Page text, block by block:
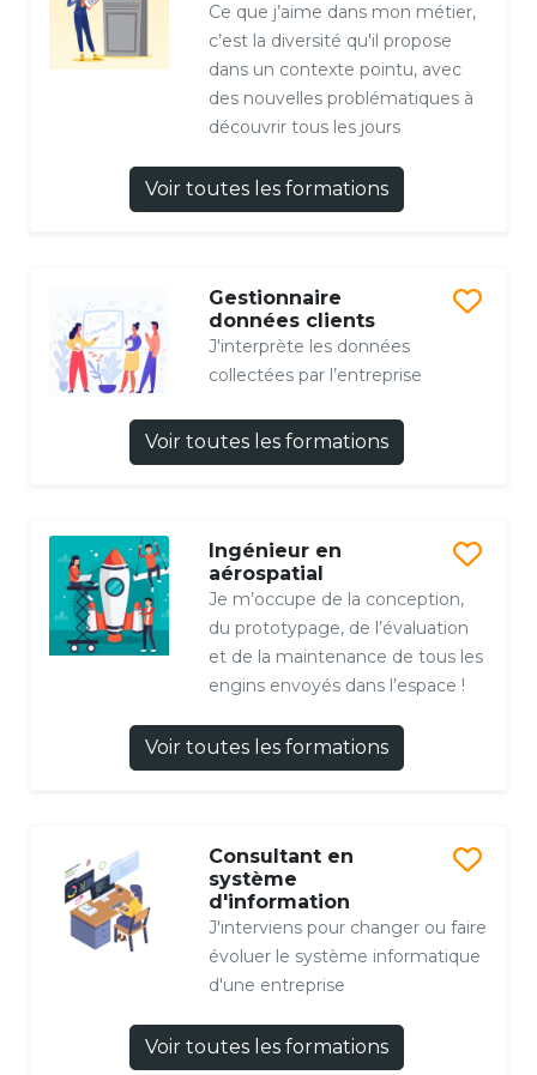
Ce que j’aime dans mon métier,
c’est la diversité qu'il propose
dans un contexte pointu, avec
des nouvelles problématiques à
découvrir tous les jours
Voir toutes les formations
Gestionnaire
données clients
J'interprète les données
collectées par l’entreprise
Voir toutes les formations
Ingénieur en
aérospatial
Je m’occupe de la conception,
du prototypage, de l’évaluation
et de la maintenance de tous les
engins envoyés dans l’espace !
Voir toutes les formations
Consultant en
système
d'information
J'interviens pour changer ou faire
évoluer le système informatique
d'une entreprise
Voir toutes les formations